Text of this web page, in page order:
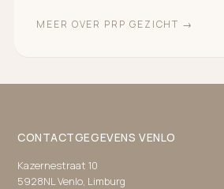
MEER OVER PRP GEZICHT →
CONTACTGEGEVENS VENLO
Kazernestraat 10
5928NL Venlo, Limburg